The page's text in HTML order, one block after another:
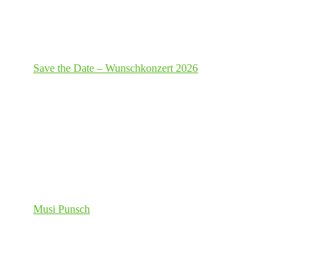
Save the Date – Wunschkonzert 2026
Musi Punsch